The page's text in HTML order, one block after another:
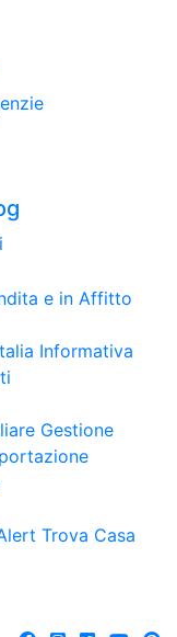
Informativa
Gestione
Trova Casa